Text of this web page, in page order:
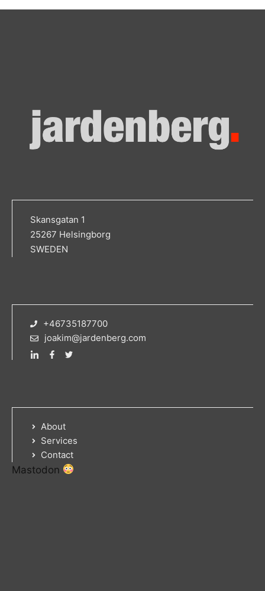
Skansgatan 1
25267 Helsingborg
SWEDEN
+46735187700
joakim@jardenberg.com
About
Services
Contact
Mastodon